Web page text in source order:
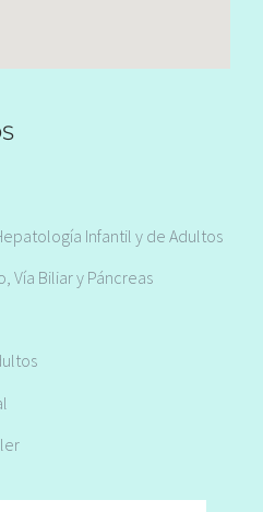
Infantil y de Adultos
Vía Biliar y Páncreas